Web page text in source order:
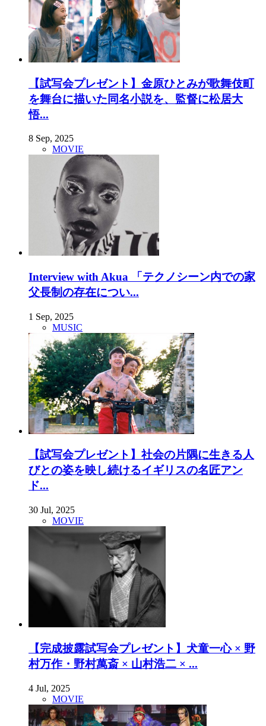
【試写会プレゼント】金原ひとみが歌舞伎町
を舞台に描いた同名小説を、監督に松居大
悟...
8 Sep, 2025
MOVIE
Interview with Akua 「テクノシーン内での家
父長制の存在につい...
1 Sep, 2025
MUSIC
【試写会プレゼント】社会の片隅に生きる人
びとの姿を映し続けるイギリスの名匠アン
ド...
30 Jul, 2025
MOVIE
【完成披露試写会プレゼント】犬童一心 × 野
村万作・野村萬斎 × 山村浩二 × ...
4 Jul, 2025
MOVIE